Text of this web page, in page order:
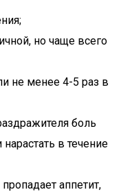
но чаще всего
не менее 4-5 раз в
боль
в течение
аппетит,